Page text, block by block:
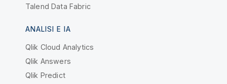
Talend Data Fabric
ANALISI E IA
Qlik Cloud Analytics
Qlik Answers
Qlik Predict